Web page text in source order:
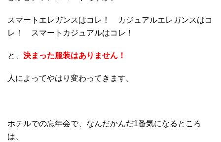
スマートエレガンスはコレ！ カジュアルエレガンスはコ
レ！ スマートカジュアルはコレ！
と、 決まった服装はありません！
人によってやはり変わってきます。
ホテルでの忘年会で、なんだかんだ1番気になるところ
は、